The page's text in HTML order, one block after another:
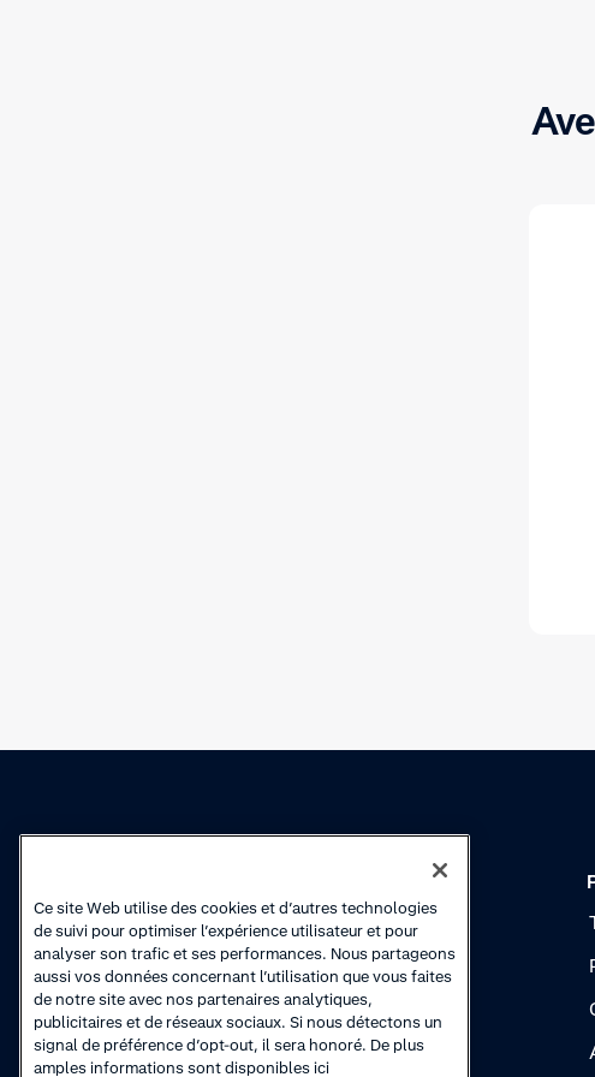
Collections
Actualité produits
Cours en ligne
Vidéos de
démonstration
Ce site Web utilise des cookies et d’autres technologies
de suivi pour optimiser l’expérience utilisateur et pour
analyser son trafic et ses performances. Nous partageons
aussi vos données concernant l’utilisation que vous faites
de notre site avec nos partenaires analytiques,
publicitaires et de réseaux sociaux. Si nous détectons un
signal de préférence d’opt-out, il sera honoré. De plus
amples informations sont disponibles ici